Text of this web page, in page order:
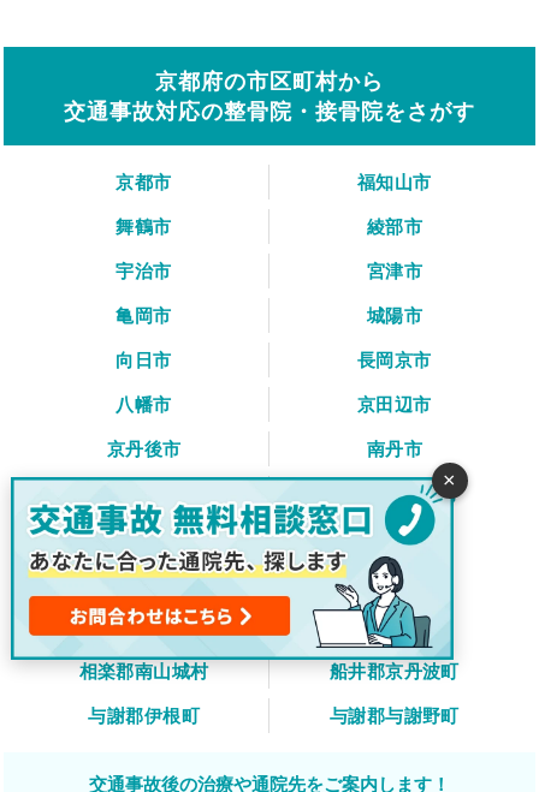
京都府の市区町村から
交通事故対応の整骨院・接骨院をさがす
京都市
福知山市
舞鶴市
綾部市
宇治市
宮津市
亀岡市
城陽市
向日市
長岡京市
八幡市
京田辺市
京丹後市
南丹市
乙訓郡大山崎町
久世郡久御山町
綴喜郡井手町
綴喜郡宇治田原町
相楽郡笠置町
相楽郡和束町
相楽郡精華町
相楽郡南山城村
船井郡京丹波町
与謝郡伊根町
与謝郡与謝野町
交通事故後の治療や通院先をご案内します！
×